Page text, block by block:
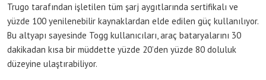
Trugo tarafından işletilen tüm şarj aygıtlarında sertifikalı ve
yüzde 100 yenilenebilir kaynaklardan elde edilen güç kullanılıyor.
Bu altyapı sayesinde Togg kullanıcıları, araç bataryalarını 30
dakikadan kısa bir müddette yüzde 20’den yüzde 80 doluluk
düzeyine ulaştırabiliyor.